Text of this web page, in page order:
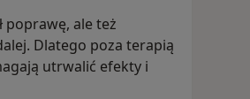
poprawę, ale też
Dlatego poza terapią
utrwalić efekty i